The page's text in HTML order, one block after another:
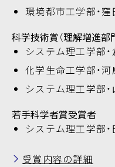
環境都市工学部・
科学技術賞（理解増進部
システム理工学部
化学生命工学部・
システム理工学部
若手科学者賞受賞者
システム理工学部
受賞内容の詳細